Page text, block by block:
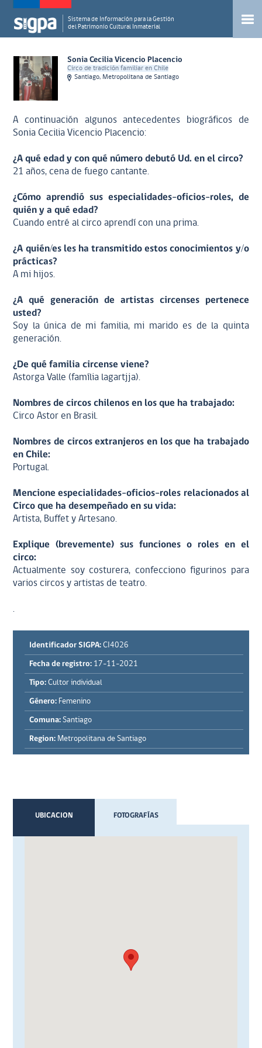
Sistema de Información para la Gestión
del Patrimonio Cultural Inmaterial
Sonia Cecilia Vicencio Placencio
Circo de tradición familiar en Chile
Santiago, Metropolitana de Santiago
A continuación algunos antecedentes biográficos de
Sonia Cecilia Vicencio Placencio:
¿A qué edad y con qué número debutó Ud. en el circo?
21 años, cena de fuego cantante.
¿Cómo aprendió sus especialidades-oficios-roles, de
quién y a qué edad?
Cuando entré al circo aprendí con una prima.
¿A quién/es les ha transmitido estos conocimientos y/o
prácticas?
A mi hijos.
¿A qué generación de artistas circenses pertenece
usted?
Soy la única de mi familia, mi marido es de la quinta
generación.
¿De qué familia circense viene?
Astorga Valle (família lagartjja).
Nombres de circos chilenos en los que ha trabajado:
Circo Astor en Brasil.
Nombres de circos extranjeros en los que ha trabajado
en Chile:
Portugal.
Mencione especialidades-oficios-roles relacionados al
Circo que ha desempeñado en su vida:
Artista, Buffet y Artesano.
Explique (brevemente) sus funciones o roles en el
circo:
Actualmente soy costurera, confecciono figurinos para
varios circos y artistas de teatro.
.
Identificador SIGPA: CI4026
Fecha de registro: 17-11-2021
Tipo: Cultor individual
Género: Femenino
Comuna: Santiago
Region: Metropolitana de Santiago
UBICACION FOTOGRAFÍAS